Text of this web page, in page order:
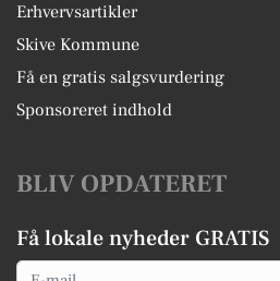
Erhvervsartikler
Skive Kommune
Få en gratis salgsvurdering
Sponsoreret indhold
BLIV OPDATERET
Få lokale nyheder GRATIS
Email